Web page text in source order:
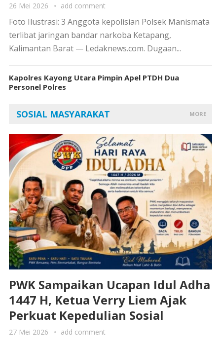
26 Mei 2026 add comment
Foto Ilustrasi: 3 Anggota kepolisian Polsek Manismata
terlibat jaringan bandar narkoba Ketapang,
Kalimantan Barat — Ledaknews.com. Dugaan...
Kapolres Kayong Utara Pimpin Apel PTDH Dua
Personel Polres
SOSIAL MASYARAKAT MORE
PWK Sampaikan Ucapan Idul Adha
1447 H, Ketua Verry Liem Ajak
Perkuat Kepedulian Sosial
27 Mei 2026 add comment